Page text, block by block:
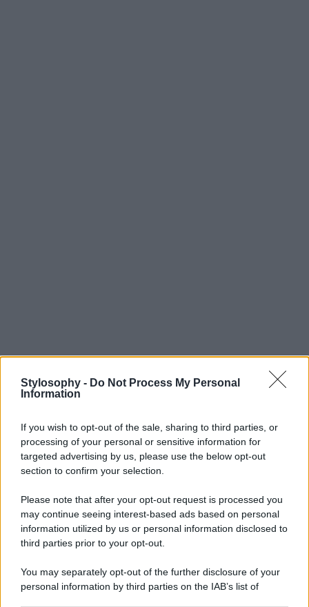
Stylosophy - Do Not Process My Personal
Information
If you wish to opt-out of the sale, sharing to third parties, or
processing of your personal or sensitive information for
targeted advertising by us, please use the below opt-out
section to confirm your selection.
Please note that after your opt-out request is processed you
may continue seeing interest-based ads based on personal
information utilized by us or personal information disclosed to
third parties prior to your opt-out.
You may separately opt-out of the further disclosure of your
personal information by third parties on the IAB’s list of